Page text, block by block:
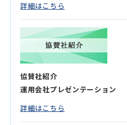
詳細はこちら
協賛社紹介
運用会社プレゼンテーション
詳細はこちら